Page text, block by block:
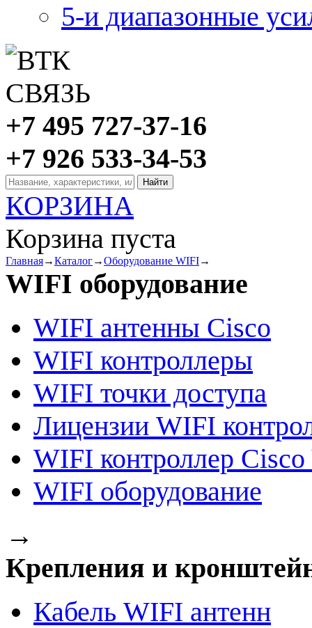
5-и диапазонные
+7 495 727-37-16
+7 926 533-34-53
КОРЗИНА
Корзина пуста
Главная→Каталог→Оборудование WIFI→
WIFI оборудование
WIFI антенны Cisco
WIFI контроллеры
WIFI точки доступа
Лицензии WIFI
WIFI контроллер
WIFI оборудование
→
Крепления и
Кабель WIFI антенн